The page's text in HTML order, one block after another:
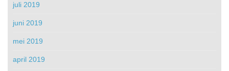
juli 2019
juni 2019
mei 2019
april 2019